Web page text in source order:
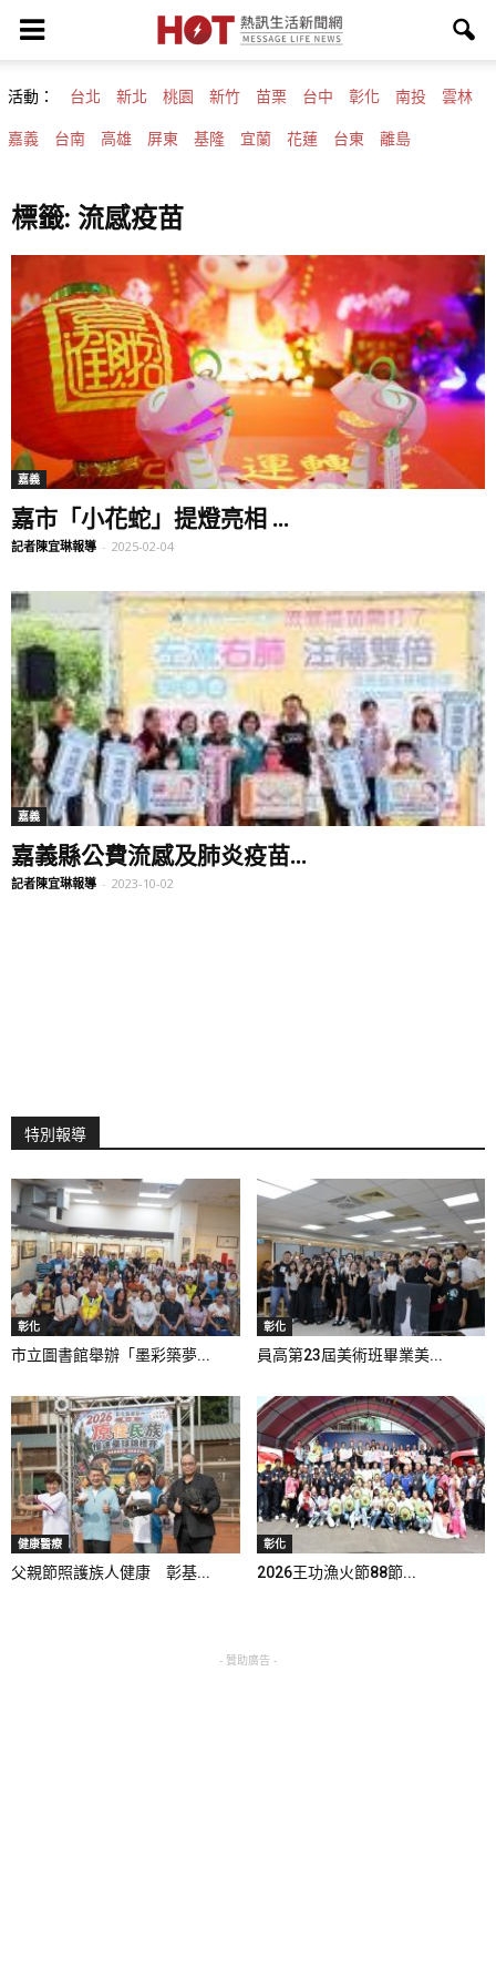
活動： 台北 新北 桃園 新竹 苗栗 台中 彰化 南投 雲林
嘉義 台南 高雄 屏東 基隆 宜蘭 花蓮 台東 離島
標籤: 流感疫苗
嘉義
嘉市「小花蛇」提燈亮相 ...
記者陳宜琳報導 - 2025-02-04
嘉義
嘉義縣公費流感及肺炎疫苗...
記者陳宜琳報導 - 2023-10-02
特別報導
彰化
市立圖書館舉辦「墨彩築夢...
彰化
員高第23屆美術班畢業美...
健康醫療
父親節照護族人健康 彰基...
彰化
2026王功漁火節88節...
- 贊助廣告 -